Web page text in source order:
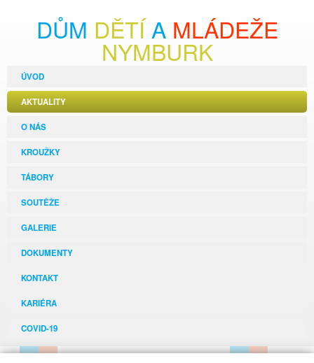
DŮM DĚTÍ A MLÁDEŽE
NYMBURK
ÚVOD
AKTUALITY
O NÁS
KROUŽKY
TÁBORY
SOUTĚŽE
GALERIE
DOKUMENTY
KONTAKT
KARIÉRA
COVID-19